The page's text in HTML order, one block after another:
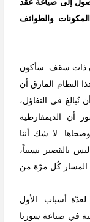
إلى صياغة عقد
والطوائف
ذات سقف. سأكون
النظام المارق أن
نُبالغ في التفاؤل،
أن الديمقارطية
لا شك أننا
بالقصير نسبياً،
المسار كُل مرّة من
أسباب. الأول
في صناعة سوريا